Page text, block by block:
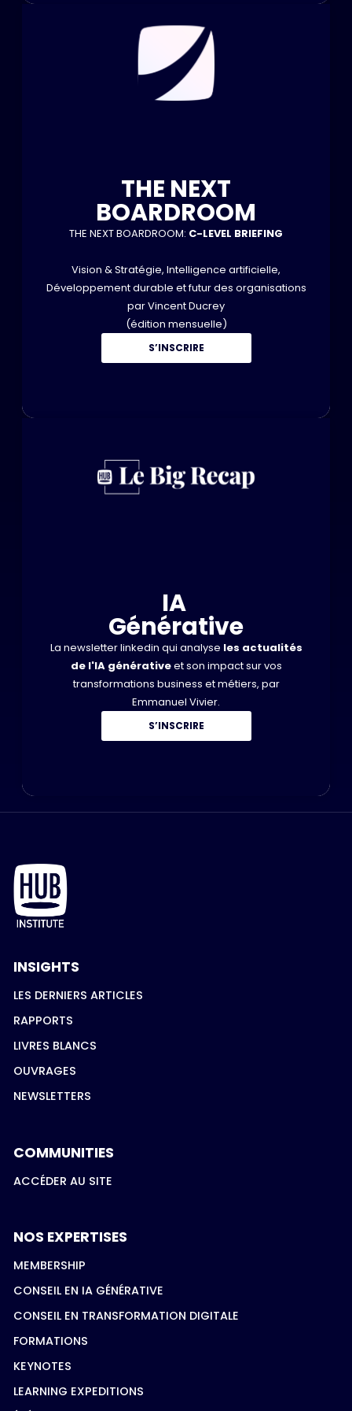
THE NEXT
BOARDROOM
THE NEXT BOARDROOM: C-LEVEL BRIEFING
Vision & Stratégie, Intelligence artificielle,
Développement durable et futur des organisations
par Vincent Ducrey
(édition mensuelle)
S’INSCRIRE
IA
Générative
La newsletter linkedin qui analyse les actualités
de l'IA générativeet son impact sur vos
transformations business et métiers, par
Emmanuel Vivier.
S’INSCRIRE
INSIGHTS
LES DERNIERS ARTICLES
RAPPORTS
LIVRES BLANCS
OUVRAGES
NEWSLETTERS
COMMUNITIES
ACCÉDER AU SITE
NOS EXPERTISES
MEMBERSHIP
CONSEIL EN IA GÉNÉRATIVE
CONSEIL EN TRANSFORMATION DIGITALE
FORMATIONS
KEYNOTES
LEARNING EXPEDITIONS